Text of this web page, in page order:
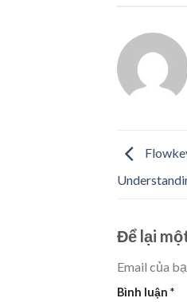
Để lại
Email của
Bình luận *